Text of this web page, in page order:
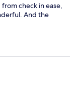
check in ease,
And the